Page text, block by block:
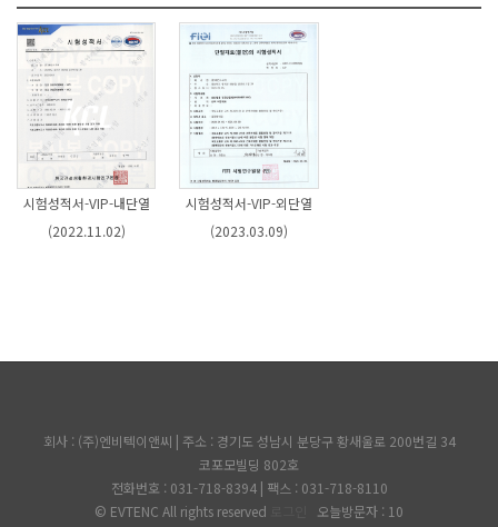
시험성적서-VIP-내단열
(2022.11.02)
시험성적서-VIP-외단열
(2023.03.09)
회사 : (주)엔비텍이앤씨 | 주소 : 경기도 성남시 분당구 황새울로 200번길 34
코포모빌딩 802호
전화번호 : 031-718-8394 | 팩스 : 031-718-8110
© EVTENC All rights reserved
오늘방문자 : 10